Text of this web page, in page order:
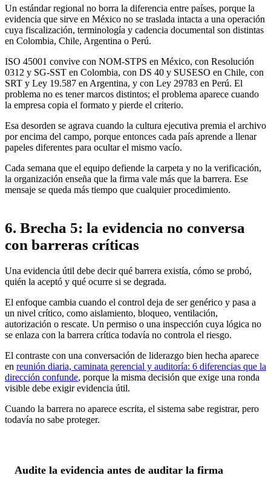
Un estándar regional no borra la diferencia entre países, porque la
evidencia que sirve en México no se traslada intacta a una operación
cuya fiscalización, terminología y cadencia documental son distintas
en Colombia, Chile, Argentina o Perú.
ISO 45001 convive con NOM-STPS en México, con Resolución
0312 y SG-SST en Colombia, con DS 40 y SUSESO en Chile, con
SRT y Ley 19.587 en Argentina, y con Ley 29783 en Perú. El
problema no es tener marcos distintos; el problema aparece cuando
la empresa copia el formato y pierde el criterio.
Esa desorden se agrava cuando la cultura ejecutiva premia el archivo
por encima del campo, porque entonces cada país aprende a llenar
papeles diferentes para ocultar el mismo vacío.
Cada semana que el equipo defiende la carpeta y no la verificación,
la organización enseña que la firma vale más que la barrera. Ese
mensaje se queda más tiempo que cualquier procedimiento.
6. Brecha 5: la evidencia no conversa
con barreras críticas
Una evidencia útil debe decir qué barrera existía, cómo se probó,
quién la aceptó y qué ocurre si se degrada.
El enfoque cambia cuando el control deja de ser genérico y pasa a
un nivel crítico, como aislamiento, bloqueo, ventilación,
autorización o rescate. Un permiso o una inspección cuya lógica no
se enlaza con la barrera crítica todavía no controla el riesgo.
El contraste con una conversación de liderazgo bien hecha aparece
en reunión diaria, caminata gerencial y auditoría: 6 diferencias que la
dirección confunde, porque la misma decisión que exige una ronda
visible debe exigir evidencia útil.
Cuando la barrera no aparece escrita, el sistema sabe registrar, pero
todavía no sabe proteger.
Audite la evidencia antes de auditar la firma